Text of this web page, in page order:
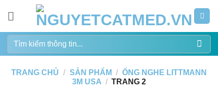
dung
Tìm
kiếm:
TRANG CHỦ / SẢN PHẨM / ỐNG NGHE LITTMANN
3M USA / TRANG 2